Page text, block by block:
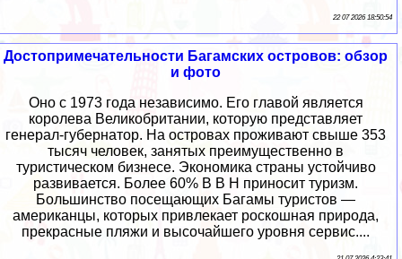
22 07 2026 18:50:54
Достопримечательности Багамских островов: обзор
и фото
Оно с 1973 года независимо. Его главой является
королева Великобритании, которую представляет
генерал-губернатор. На островах проживают свыше 353
тысяч человек, занятых преимущественно в
туристическом бизнесе. Экономика страны устойчиво
развивается. Более 60% В В Н приносит туризм.
Большинство посещающих Багамы туристов —
американцы, которых привлекает роскошная природа,
прекрасные пляжи и высочайшего уровня сервис....